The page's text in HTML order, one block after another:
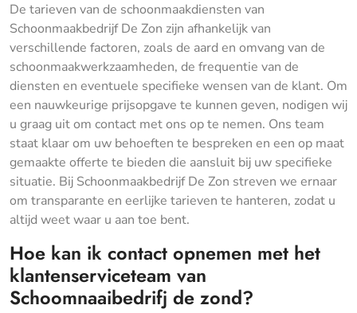
De tarieven van de schoonmaakdiensten van
Schoonmaakbedrijf De Zon zijn afhankelijk van
verschillende factoren, zoals de aard en omvang van de
schoonmaakwerkzaamheden, de frequentie van de
diensten en eventuele specifieke wensen van de klant. Om
een nauwkeurige prijsopgave te kunnen geven, nodigen wij
u graag uit om contact met ons op te nemen. Ons team
staat klaar om uw behoeften te bespreken en een op maat
gemaakte offerte te bieden die aansluit bij uw specifieke
situatie. Bij Schoonmaakbedrijf De Zon streven we ernaar
om transparante en eerlijke tarieven te hanteren, zodat u
altijd weet waar u aan toe bent.
Hoe kan ik contact opnemen met het
klantenserviceteam van
Schoomnaaibedrifj de zond?